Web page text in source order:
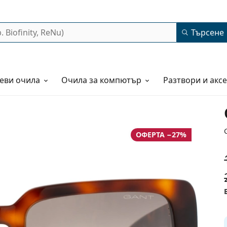
Търсене
очила Очила за компютър Разтвори и
ОФЕРТА −27%